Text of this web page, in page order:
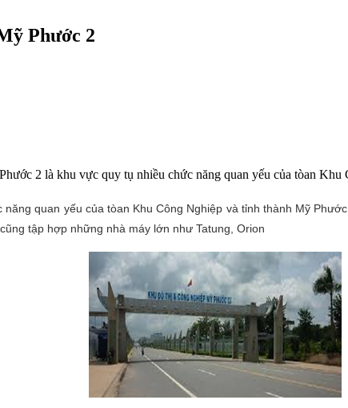
Phước 2
2 là khu vực quy tụ nhiều chức năng quan yếu của tòan
quan yếu của tòan Khu Công Nghiệp và tỉnh thành Mỹ
tập hợp những nhà máy lớn như Tatung, Orion